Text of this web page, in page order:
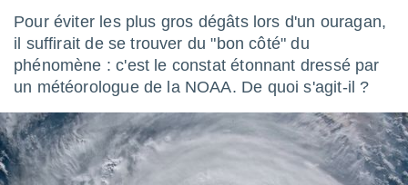
des
Vous
en
:
Pour éviter les plus gros dégâts lors d'un ouragan,
il suffirait de se trouver du "bon côté" du
phénomène : c'est le constat étonnant dressé par
un météorologue de la NOAA. De quoi s'agit-il ?